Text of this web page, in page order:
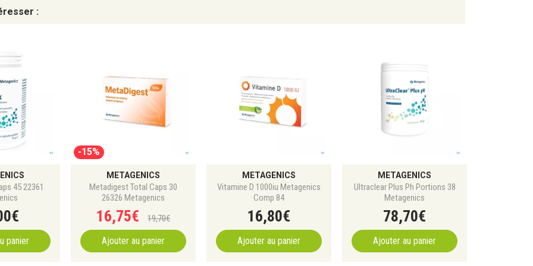
:
45 22361
€
panier
-15%
METAGENICS
Metadigest Total Caps 30
26326 Metagenics
16,75€ 19,70€
Ajouter au panier
METAGENICS
Vitamine D 1000iu Metagenics
Comp 84
16,80€
Ajouter au panier
METAGENICS
Ultraclear Plus Ph Portions 38
Metagenics
78,70€
Ajouter au panier